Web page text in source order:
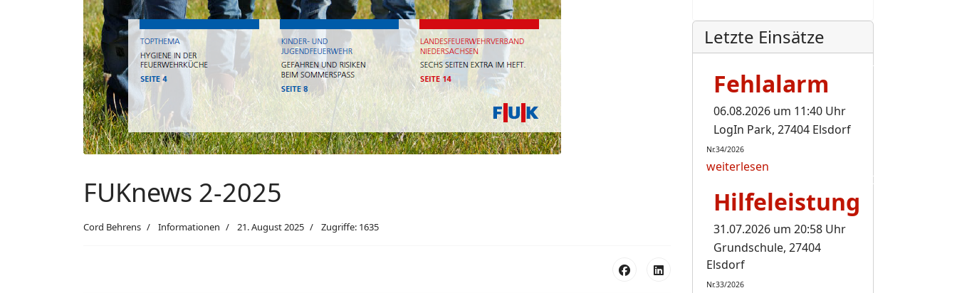
FUKnews 2-2025
Cord Behrens Informationen 21. August 2025 Zugriffe: 1635
Letzte Einsätze
Fehlalarm
06.08.2026 um 11:40 Uhr
LogIn Park, 27404 Elsdorf
Nr.34/2026
weiterlesen
Hilfeleistung
31.07.2026 um 20:58 Uhr
Grundschule, 27404
Elsdorf
Nr.33/2026